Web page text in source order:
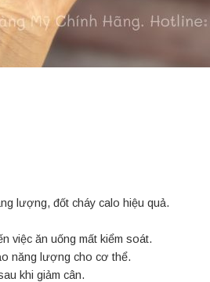
lượng, đốt cháy calo hiệu quả.
việc ăn uống mất kiểm soát.
năng lượng cho cơ thể.
khi giảm cân.